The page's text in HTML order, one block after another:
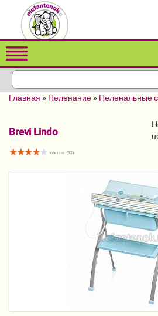
Спасибо, что выбрали нас!
Распродажа!
Детские коляски
Кровати для детей от 2-3 лет
Конверты, муфты
Мебель и аксессуары
Постельные принадлежности
Главная » Пеленание » Пеленальные
Brevi Lindo
голосов: (32)